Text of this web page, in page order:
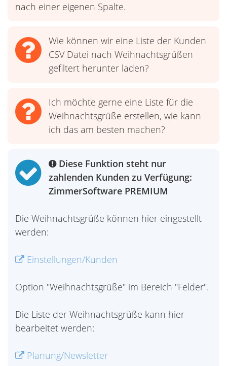
nach einer eigenen Spalte.
Wie können wir eine Liste der Kunden
CSV Datei nach Weihnachtsgrüßen
gefiltert herunter laden?
Ich möchte gerne eine Liste für die
Weihnachtsgrüße erstellen, wie kann
ich das am besten machen?
Diese Funktion steht nur
zahlenden Kunden zu Verfügung:
ZimmerSoftware PREMIUM
Die Weihnachtsgrüße können hier eingestellt
werden:
Einstellungen/Kunden
Option "Weihnachtsgrüße" im Bereich "Felder".
Die Liste der Weihnachtsgrüße kann hier
bearbeitet werden:
Planung/Newsletter